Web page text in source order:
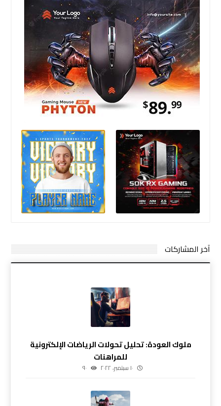
آخر المشاركات
ملوك العودة: تحليل تحولات الرياضات الإلكترونية
للمراهنات
١٠ سبتمبر، ٢٠٢٢ ٩٠